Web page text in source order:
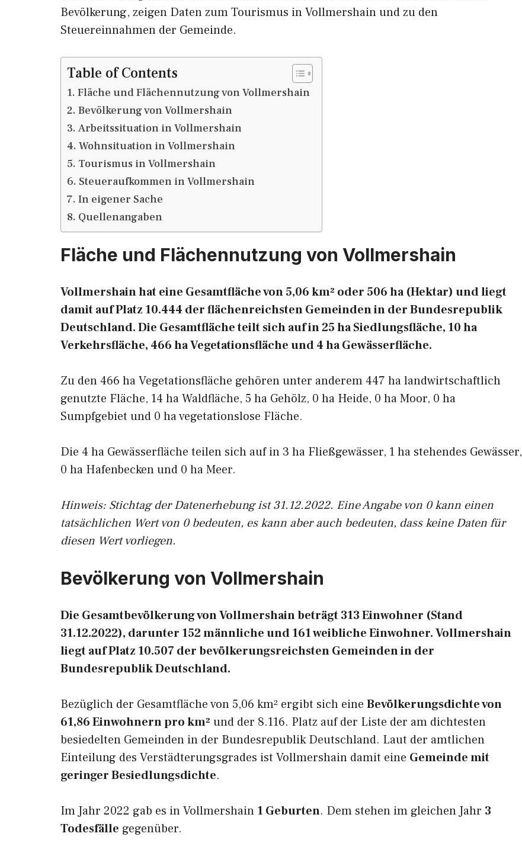
Bevölkerung, zeigen Daten zum Tourismus in Vollmershain und zu den
Steuereinnahmen der Gemeinde.
Table of Contents
Fläche und Flächennutzung von Vollmershain
Bevölkerung von Vollmershain
Arbeitssituation in Vollmershain
Wohnsituation in Vollmershain
Tourismus in Vollmershain
Steueraufkommen in Vollmershain
In eigener Sache
Quellenangaben
Fläche und Flächennutzung von Vollmershain
Vollmershain hat eine Gesamtfläche von 5,06 km² oder 506 ha (Hektar) und liegt
damit auf Platz 10.444 der flächenreichsten Gemeinden in der Bundesrepublik
Deutschland. Die Gesamtfläche teilt sich auf in 25 ha Siedlungsfläche, 10 ha
Verkehrsfläche, 466 ha Vegetationsfläche und 4 ha Gewässerfläche.
Zu den 466 ha Vegetationsfläche gehören unter anderem 447 ha landwirtschaftlich
genutzte Fläche, 14 ha Waldfläche, 5 ha Gehölz, 0 ha Heide, 0 ha Moor, 0 ha
Sumpfgebiet und 0 ha vegetationslose Fläche.
Die 4 ha Gewässerfläche teilen sich auf in 3 ha Fließgewässer, 1 ha stehendes Gewässer,
0 ha Hafenbecken und 0 ha Meer.
Hinweis: Stichtag der Datenerhebung ist 31.12.2022. Eine Angabe von 0 kann einen
tatsächlichen Wert von 0 bedeuten, es kann aber auch bedeuten, dass keine Daten für
diesen Wert vorliegen.
Bevölkerung von Vollmershain
Die Gesamtbevölkerung von Vollmershain beträgt 313 Einwohner (Stand
31.12.2022), darunter 152 männliche und 161 weibliche Einwohner. Vollmershain
liegt auf Platz 10.507 der bevölkerungsreichsten Gemeinden in der
Bundesrepublik Deutschland.
Bezüglich der Gesamtfläche von 5,06 km² ergibt sich eine Bevölkerungsdichte von
61,86 Einwohnern pro km² und der 8.116. Platz auf der Liste der am dichtesten
besiedelten Gemeinden in der Bundesrepublik Deutschland. Laut der amtlichen
Einteilung des Verstädterungsgrades ist Vollmershain damit eine Gemeinde mit
geringer Besiedlungsdichte.
Im Jahr 2022 gab es in Vollmershain 1 Geburten. Dem stehen im gleichen Jahr 3
Todesfälle gegenüber.